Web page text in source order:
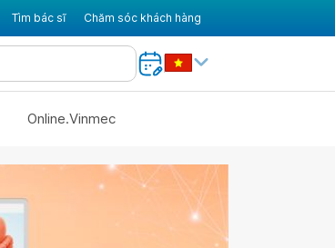
Tìm bác sĩ Chăm sóc khách hàng
Online.Vinmec